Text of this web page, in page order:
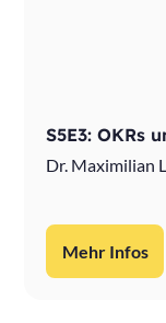
S5E3: OKRs
Dr. Maximilian
Mehr Infos